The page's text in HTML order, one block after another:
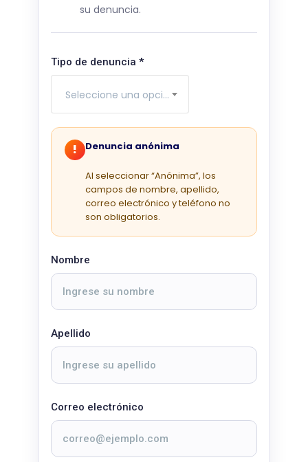
su denuncia.
Tipo de denuncia *
Seleccione una opción
! Denuncia anónima
Al seleccionar “Anónima”, los
campos de nombre, apellido,
correo electrónico y teléfono no
son obligatorios.
Nombre
Apellido
Correo electrónico